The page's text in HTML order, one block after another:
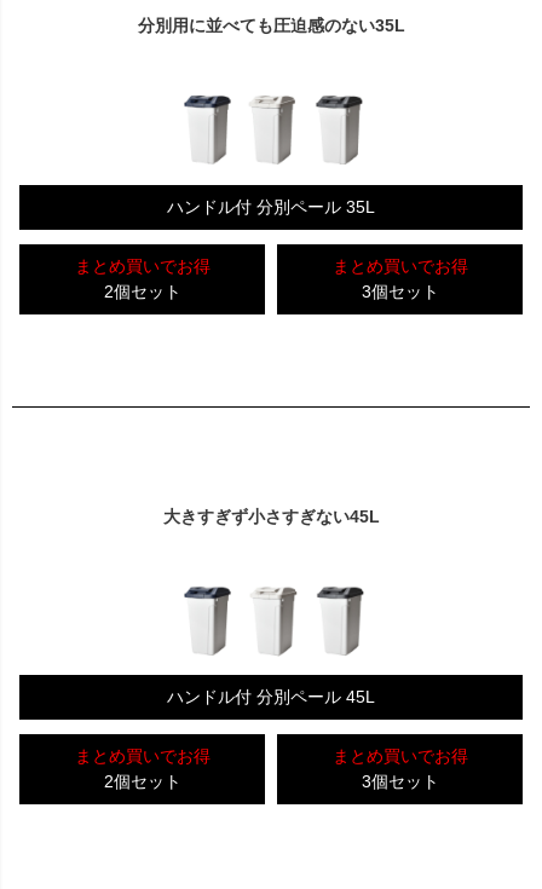
分別用に並べても圧迫感のない35L
ハンドル付 分別ペール 35L
まとめ買いでお得
2個セット
まとめ買いでお得
3個セット
大きすぎず小さすぎない45L
ハンドル付 分別ペール 45L
まとめ買いでお得
2個セット
まとめ買いでお得
3個セット